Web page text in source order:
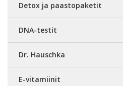
Detox ja paastopaketit
DNA-testit
Dr. Hauschka
E-vitamiinit